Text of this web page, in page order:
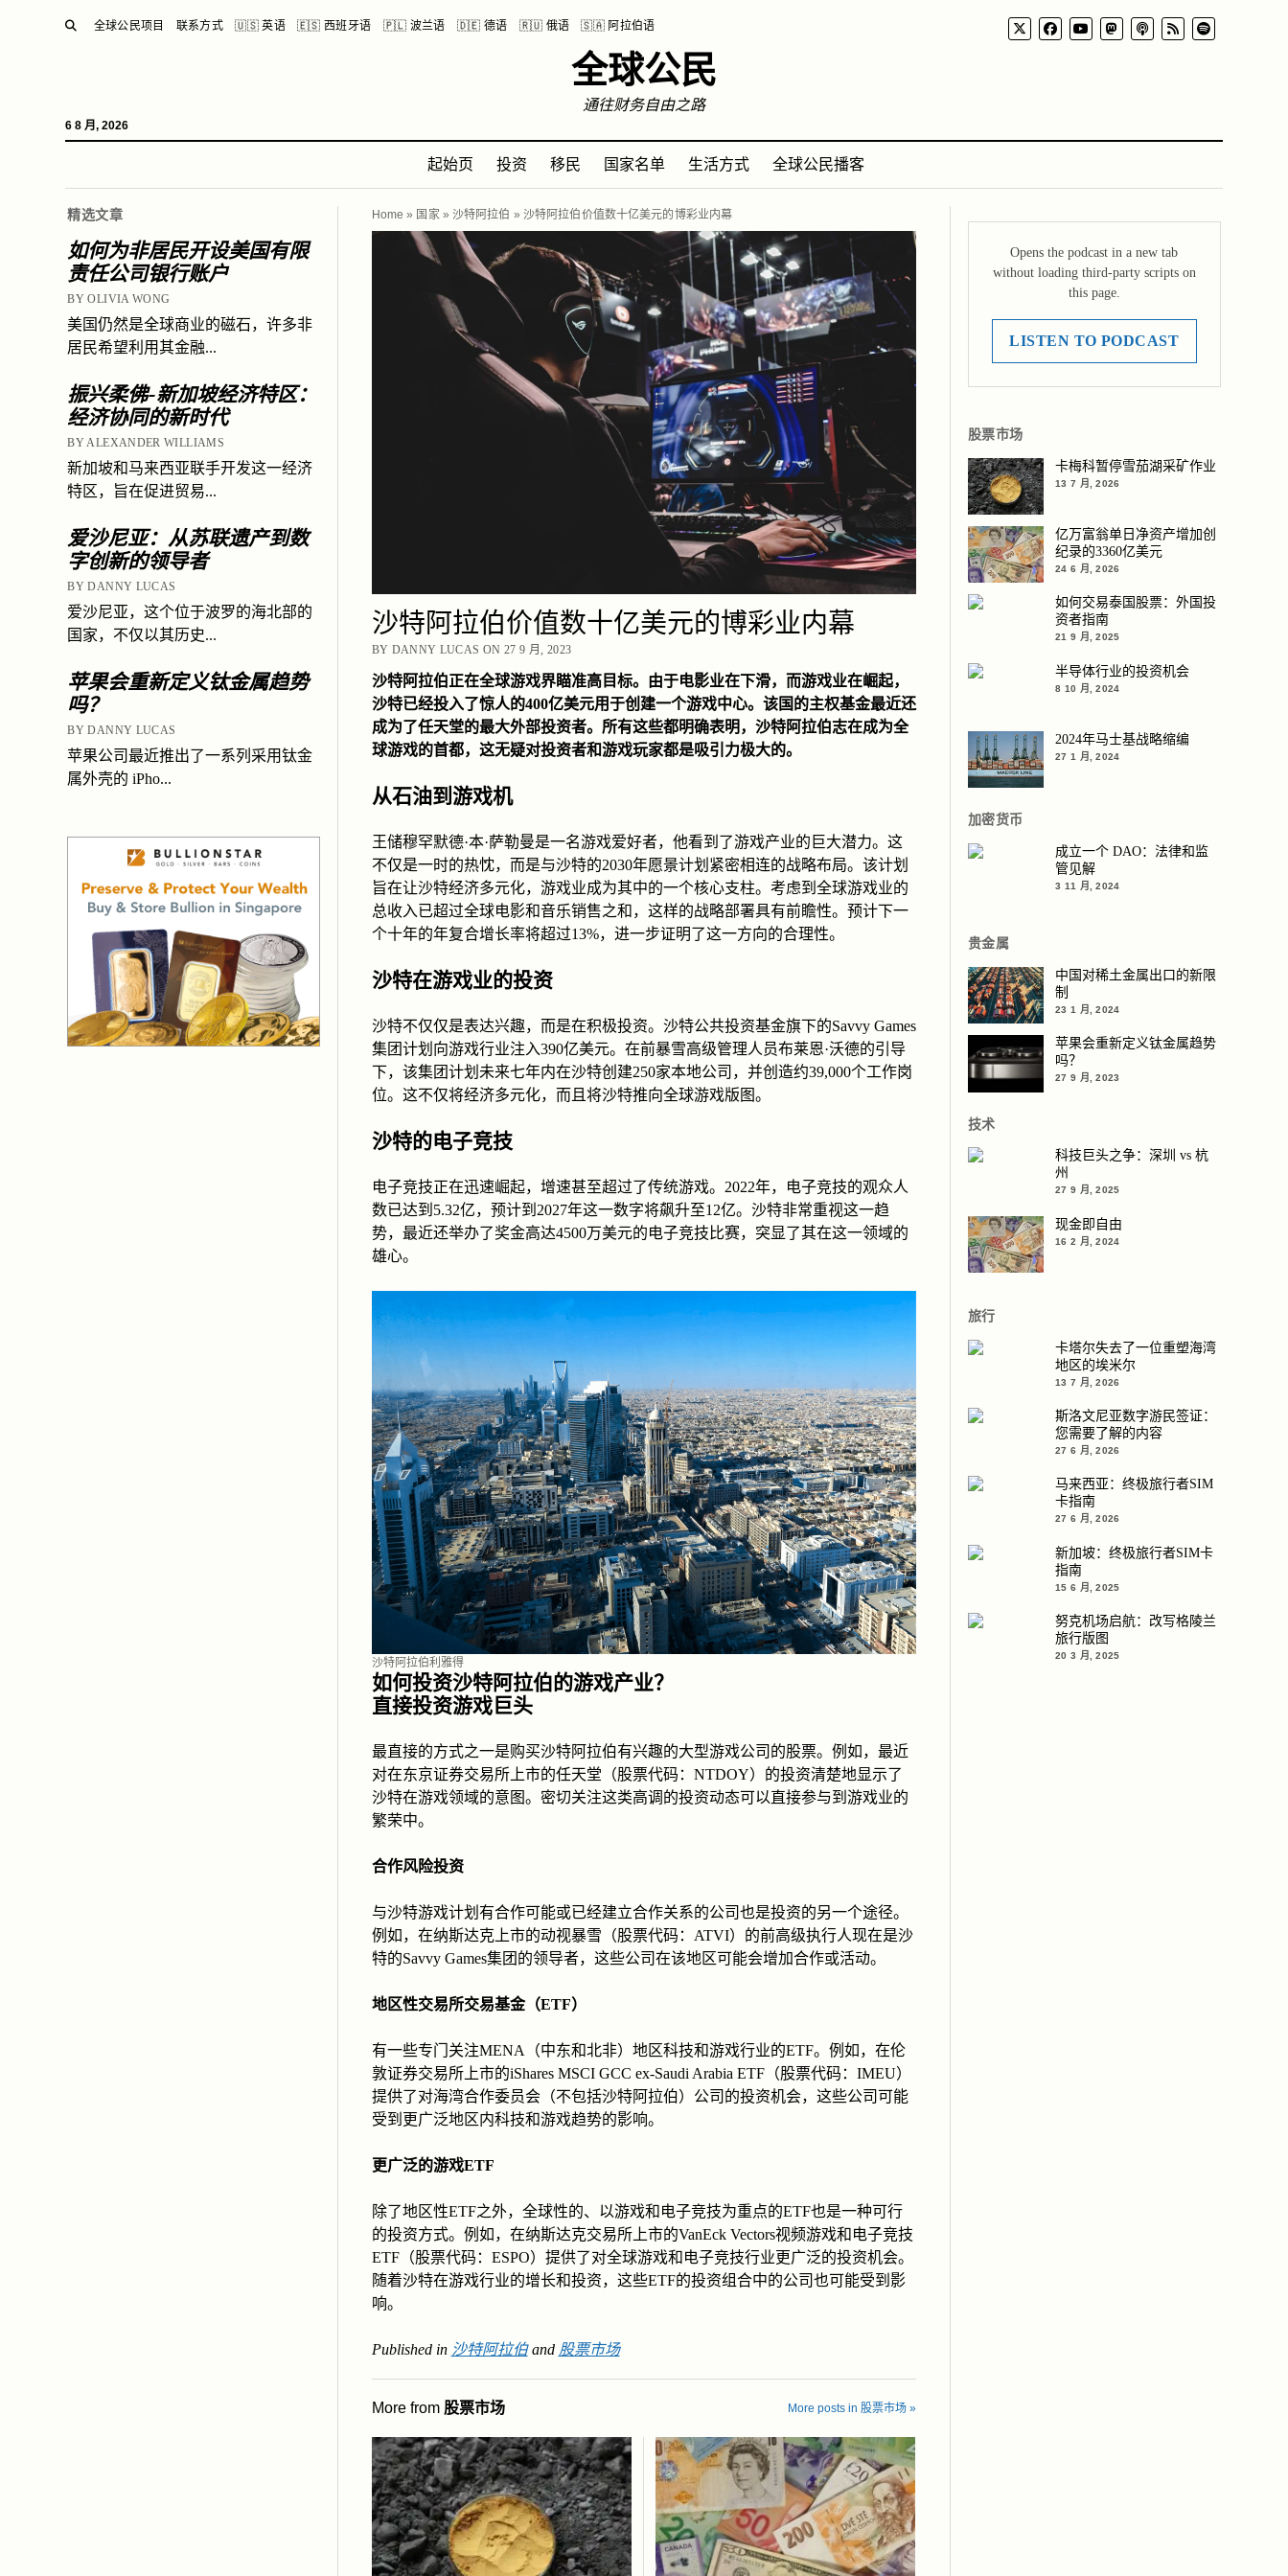
SEARCH
全球公民项目 联系方式 🇺🇸 英语 🇪🇸 西班牙语 🇵🇱 波兰语 🇩🇪 德语 🇷🇺 俄语 🇸🇦 阿拉伯语
全球公民
6 8 月, 2026
通往财务自由之路
起始页 投资 移民 国家名单 生活方式 全球公民播客
精选文章
如何为非居民开设美国有限
责任公司银行账户
BY OLIVIA WONG
美国仍然是全球商业的磁石，许多非
居民希望利用其金融...
振兴柔佛-新加坡经济特区：
经济协同的新时代
BY ALEXANDER WILLIAMS
新加坡和马来西亚联手开发这一经济
特区，旨在促进贸易...
爱沙尼亚：从苏联遗产到数
字创新的领导者
BY DANNY LUCAS
爱沙尼亚，这个位于波罗的海北部的
国家，不仅以其历史...
苹果会重新定义钛金属趋势
吗？
BY DANNY LUCAS
苹果公司最近推出了一系列采用钛金
属外壳的 iPho...
Home » 国家 » 沙特阿拉伯 » 沙特阿拉伯价值数十亿美元的博彩业内幕
沙特阿拉伯价值数十亿美元的博彩业内幕
BY DANNY LUCAS ON 27 9 月, 2023
沙特阿拉伯正在全球游戏界瞄准高目标。由于电影业在下滑，而游戏业在崛起，
沙特已经投入了惊人的400亿美元用于创建一个游戏中心。该国的主权基金最近还
成为了任天堂的最大外部投资者。所有这些都明确表明，沙特阿拉伯志在成为全
球游戏的首都，这无疑对投资者和游戏玩家都是吸引力极大的。
从石油到游戏机
王储穆罕默德·本·萨勒曼是一名游戏爱好者，他看到了游戏产业的巨大潜力。这
不仅是一时的热忱，而是与沙特的2030年愿景计划紧密相连的战略布局。该计划
旨在让沙特经济多元化，游戏业成为其中的一个核心支柱。考虑到全球游戏业的
总收入已超过全球电影和音乐销售之和，这样的战略部署具有前瞻性。预计下一
个十年的年复合增长率将超过13%，进一步证明了这一方向的合理性。
沙特在游戏业的投资
沙特不仅仅是表达兴趣，而是在积极投资。沙特公共投资基金旗下的Savvy Games
集团计划向游戏行业注入390亿美元。在前暴雪高级管理人员布莱恩·沃德的引导
下，该集团计划未来七年内在沙特创建250家本地公司，并创造约39,000个工作岗
位。这不仅将经济多元化，而且将沙特推向全球游戏版图。
沙特的电子竞技
电子竞技正在迅速崛起，增速甚至超过了传统游戏。2022年，电子竞技的观众人
数已达到5.32亿，预计到2027年这一数字将飙升至12亿。沙特非常重视这一趋
势，最近还举办了奖金高达4500万美元的电子竞技比赛，突显了其在这一领域的
雄心。
沙特阿拉伯利雅得
如何投资沙特阿拉伯的游戏产业？
直接投资游戏巨头
最直接的方式之一是购买沙特阿拉伯有兴趣的大型游戏公司的股票。例如，最近
对在东京证券交易所上市的任天堂（股票代码：NTDOY）的投资清楚地显示了
沙特在游戏领域的意图。密切关注这类高调的投资动态可以直接参与到游戏业的
繁荣中。
合作风险投资
与沙特游戏计划有合作可能或已经建立合作关系的公司也是投资的另一个途径。
例如，在纳斯达克上市的动视暴雪（股票代码：ATVI）的前高级执行人现在是沙
特的Savvy Games集团的领导者，这些公司在该地区可能会增加合作或活动。
地区性交易所交易基金（ETF）
有一些专门关注MENA（中东和北非）地区科技和游戏行业的ETF。例如，在伦
敦证券交易所上市的iShares MSCI GCC ex-Saudi Arabia ETF（股票代码：IMEU）
提供了对海湾合作委员会（不包括沙特阿拉伯）公司的投资机会，这些公司可能
受到更广泛地区内科技和游戏趋势的影响。
更广泛的游戏ETF
除了地区性ETF之外，全球性的、以游戏和电子竞技为重点的ETF也是一种可行
的投资方式。例如，在纳斯达克交易所上市的VanEck Vectors视频游戏和电子竞技
ETF（股票代码：ESPO）提供了对全球游戏和电子竞技行业更广泛的投资机会。
随着沙特在游戏行业的增长和投资，这些ETF的投资组合中的公司也可能受到影
响。
Published in 沙特阿拉伯and 股票市场
More from 股票市场 More posts in 股票市场 »
Opens the podcast in a new tab
without loading third-party scripts on
this page.
LISTEN TO PODCAST
股票市场
卡梅科暂停雪茄湖采矿作业
13 7 月, 2026
亿万富翁单日净资产增加创
纪录的3360亿美元
24 6 月, 2026
如何交易泰国股票：外国投
资者指南
21 9 月, 2025
半导体行业的投资机会
8 10 月, 2024
2024年马士基战略缩编
27 1 月, 2024
加密货币
成立一个 DAO：法律和监
管见解
3 11 月, 2024
贵金属
中国对稀土金属出口的新限
制
23 1 月, 2024
苹果会重新定义钛金属趋势
吗？
27 9 月, 2023
技术
科技巨头之争：深圳 vs 杭
州
27 9 月, 2025
现金即自由
16 2 月, 2024
旅行
卡塔尔失去了一位重塑海湾
地区的埃米尔
13 7 月, 2026
斯洛文尼亚数字游民签证：
您需要了解的内容
27 6 月, 2026
马来西亚：终极旅行者SIM
卡指南
27 6 月, 2026
新加坡：终极旅行者SIM卡
指南
15 6 月, 2025
努克机场启航：改写格陵兰
旅行版图
20 3 月, 2025